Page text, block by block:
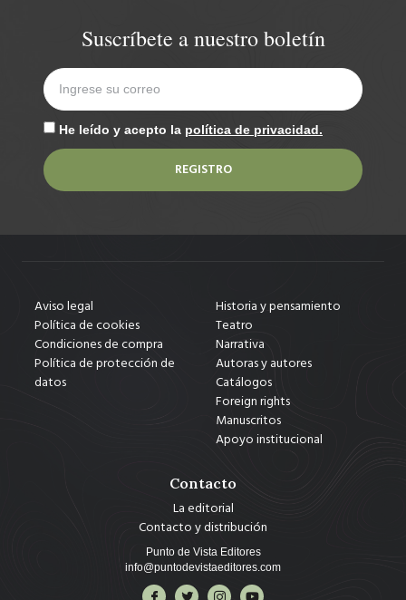
Suscríbete a nuestro boletín
He leído y acepto la política de privacidad.
REGISTRO
Aviso legal
Política de cookies
Condiciones de compra
Política de protección de
datos
Historia y pensamiento
Teatro
Narrativa
Autoras y autores
Catálogos
Foreign rights
Manuscritos
Apoyo institucional
Contacto
La editorial
Contacto y distribución
Punto de Vista Editores
info@puntodevistaeditores.com